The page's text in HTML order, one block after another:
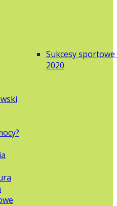
Sukcesy sportowe
2020